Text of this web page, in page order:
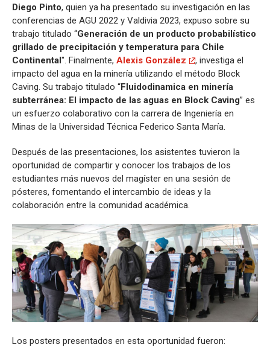
Diego Pinto, quien ya ha presentado su investigación en las
conferencias de AGU 2022 y Valdivia 2023, expuso sobre su
trabajo titulado “Generación de un producto probabilístico
grillado de precipitación y temperatura para Chile
Continental". Finalmente, Alexis González
, investiga el
impacto del agua en la minería utilizando el método Block
Caving. Su trabajo titulado “Fluidodinamica en minería
subterránea: El impacto de las aguas en Block Caving” es
un esfuerzo colaborativo con la carrera de Ingeniería en
Minas de la Universidad Técnica Federico Santa María.
Después de las presentaciones, los asistentes tuvieron la
oportunidad de compartir y conocer los trabajos de los
estudiantes más nuevos del magíster en una sesión de
pósteres, fomentando el intercambio de ideas y la
colaboración entre la comunidad académica.
Los posters presentados en esta oportunidad fueron: